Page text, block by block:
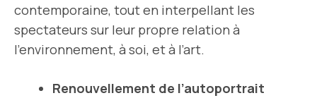
contemporaine, tout en interpellant les
spectateurs sur leur propre relation à
l’environnement, à soi, et à l’art.
Renouvellement de l’autoportrait